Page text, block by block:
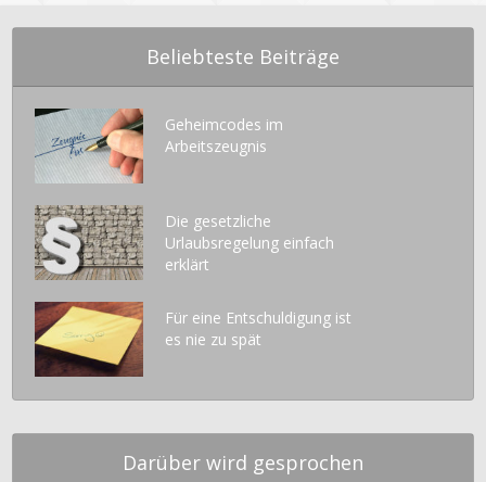
Beliebteste Beiträge
Geheimcodes im
Arbeitszeugnis
Die gesetzliche
Urlaubsregelung einfach
erklärt
Für eine Entschuldigung ist
es nie zu spät
Darüber wird gesprochen